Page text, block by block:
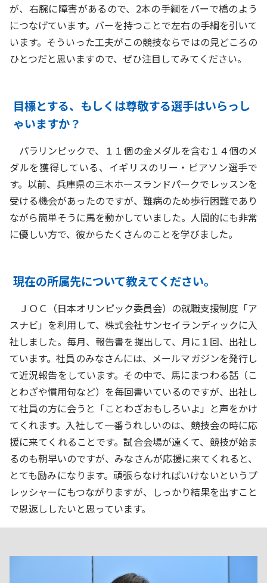
が、右腕に障害があるので、2本の手綱をバーで橋のよう
につなげています。バーを持つことで左右の手綱を引いて
います。そういった工夫がこの競技ならではの見どころの
ひとつだと思いますので、ぜひ注目してみてください。
目標とする、もしくは尊敬する選手はいらっし
ゃいますか？
パラリンピックで、１１個の金メダルを含む１４個のメ
ダルを獲得している、イギリスのリー・ピアソン選手で
す。以前、兵庫県の三木ホースランドパークでレッスンを
受ける機会があったのですが、難病のため歩行困難であり
ながら簡単そうに馬を動かしていました。人間的にも非常
に優しい方で、彼からたくさんのことを学びました。
現在の所属先について教えてください。
ＪＯＣ（日本オリンピック委員会）の就職支援制度「ア
スナビ」を利用して、株式会社サンセイランディックに入
社しました。毎月、報告書を提出して、月に１回、出社し
ています。社員のみなさんには、メールマガジンを発行し
て近況報告をしています。その中で、馬にまつわる話（こ
とわざや慣用句など）を毎回書いているのですが、出社し
て社員の方に会うと「ことわざおもしろいよ」と声をかけ
てくれます。入社して一番うれしいのは、競技会の時に応
援に来てくれることです。試合会場が遠くて、競技が始ま
るのも朝早いのですが、みなさんが応援に来てくれると、
とても励みになります。頑張らなければいけないというプ
レッシャーにもつながりますが、しっかり結果を出すこと
で恩返ししたいと思っています。